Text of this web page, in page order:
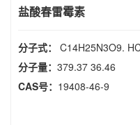
盐酸春雷霉素
分子式： C14H25N3O9.
分子量： 379.37 36.46
CAS号： 19408-46-9